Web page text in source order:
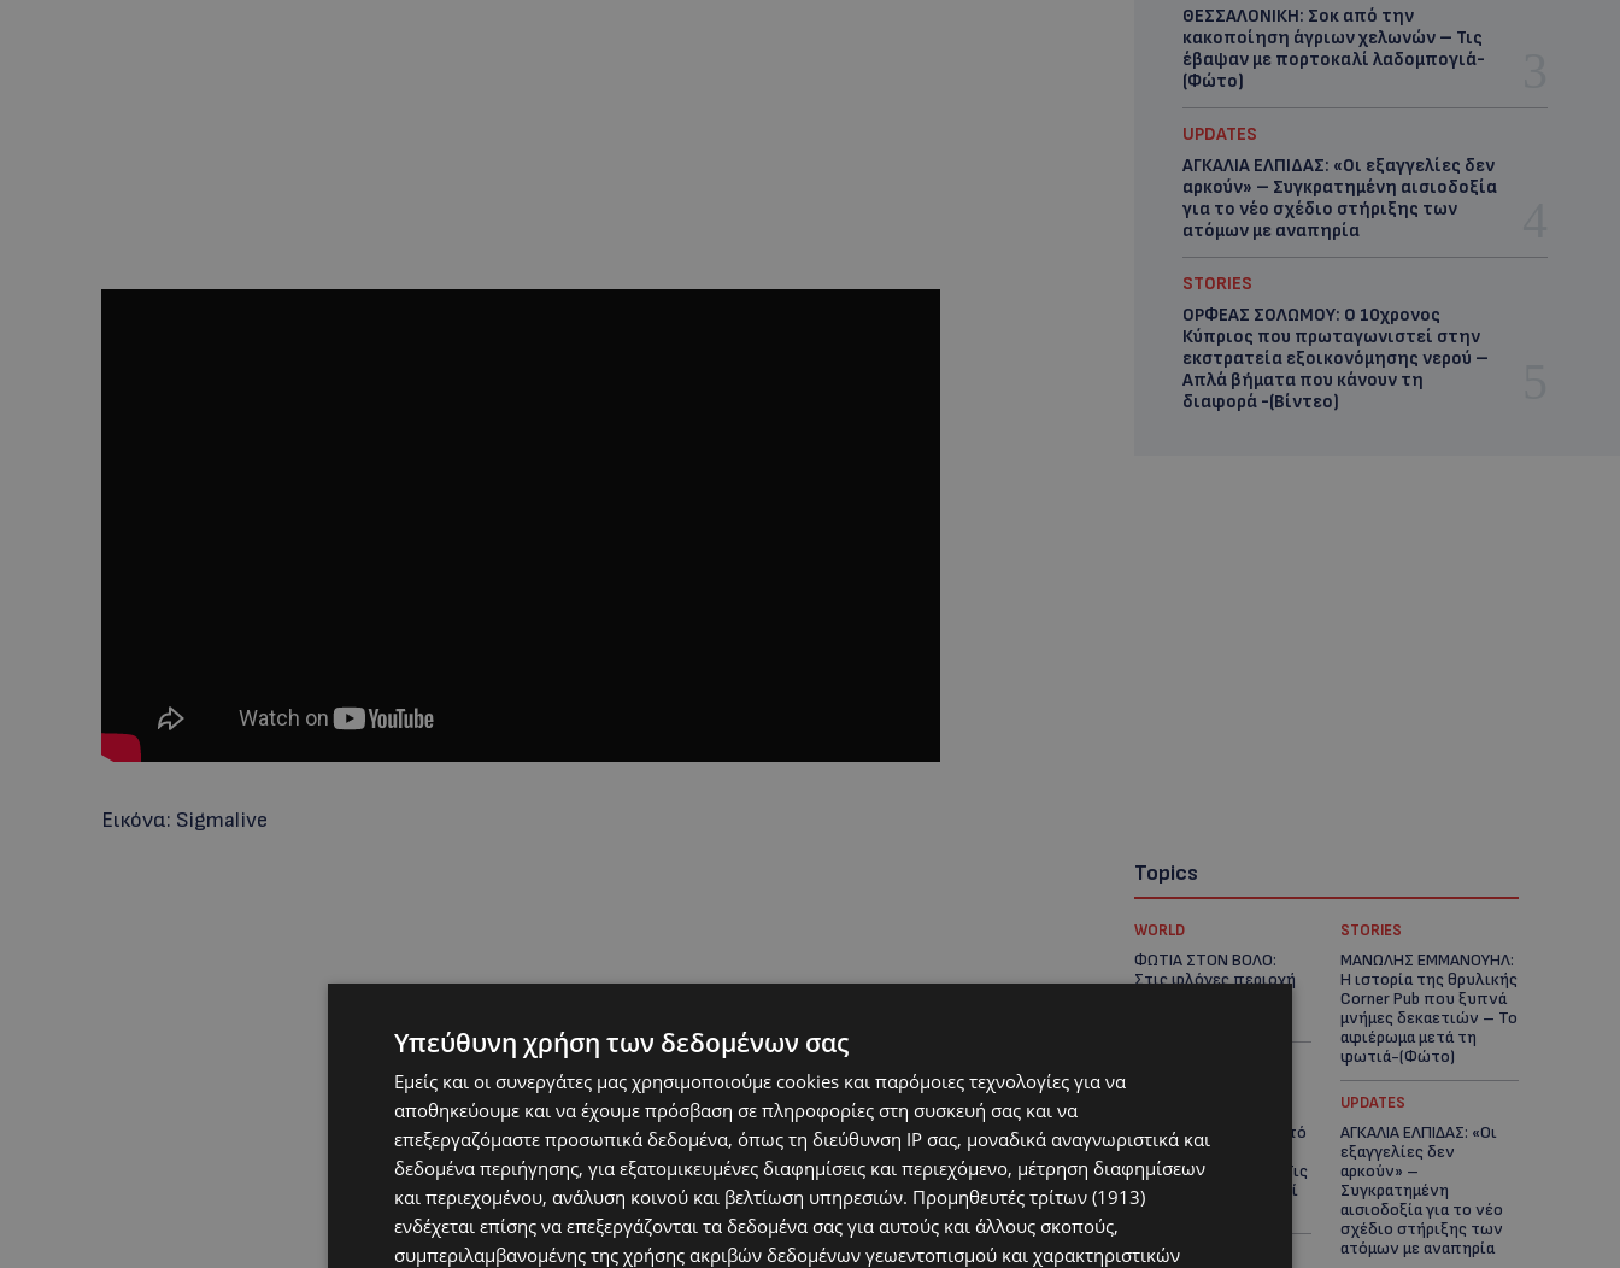
Εικόνα: Sigmalive
ΘΕΣΣΑΛΟΝΙΚΗ: Σοκ από την
κακοποίηση άγριων χελωνών – Τις
έβαψαν με πορτοκαλί λαδομπογιά-
(Φώτο)
UPDATES
ΑΓΚΑΛΙΑ ΕΛΠΙΔΑΣ: «Οι εξαγγελίες δεν
αρκούν» – Συγκρατημένη αισιοδοξία
για το νέο σχέδιο στήριξης των
ατόμων με αναπηρία
STORIES
ΟΡΦΕΑΣ ΣΟΛΩΜΟΥ: Ο 10χρονος
Κύπριος που πρωταγωνιστεί στην
εκστρατεία εξοικονόμησης νερού –
Απλά βήματα που κάνουν τη
διαφορά -(Βίντεο)
Topics
WORLD
ΦΩΤΙΑ ΣΤΟΝ ΒΟΛΟ:
Στις φλόγες περιοχή
STORIES
ΜΑΝΩΛΗΣ ΕΜΜΑΝΟΥΗΛ:
Η ιστορία της θρυλικής
Corner Pub που ξυπνά
μνήμες δεκαετιών – Το
αφιέρωμα μετά τη
φωτιά-(Φώτο)
ΘΕΣΣΑΛΟΝΙΚΗ: Σοκ από
την κακοποίηση
άγριων χελωνών – Τις
έβαψαν με πορτοκαλί
λαδομπογιά-(Φώτο)
UPDATES
ΑΓΚΑΛΙΑ ΕΛΠΙΔΑΣ: «Οι
εξαγγελίες δεν
αρκούν» –
Συγκρατημένη
αισιοδοξία για το νέο
σχέδιο στήριξης των
ατόμων με αναπηρία
Υπεύθυνη χρήση των δεδομένων σας
Εμείς και οι συνεργάτες μας χρησιμοποιούμε cookies και παρόμοιες τεχνολογίες για να
αποθηκεύουμε και να έχουμε πρόσβαση σε πληροφορίες στη συσκευή σας και να
επεξεργαζόμαστε προσωπικά δεδομένα, όπως τη διεύθυνση IP σας, μοναδικά αναγνωριστικά και
δεδομένα περιήγησης, για εξατομικευμένες διαφημίσεις και περιεχόμενο, μέτρηση διαφημίσεων
και περιεχομένου, ανάλυση κοινού και βελτίωση υπηρεσιών. Προμηθευτές τρίτων (1913)
ενδέχεται επίσης να επεξεργάζονται τα δεδομένα σας για αυτούς και άλλους σκοπούς,
συμπεριλαμβανομένης της χρήσης ακριβών δεδομένων γεωεντοπισμού και χαρακτηριστικών